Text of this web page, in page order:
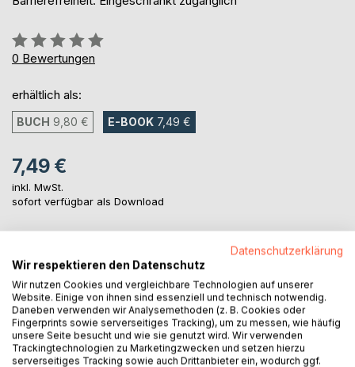
Bewertung::
0%
0 Bewertungen
erhältlich als:
BUCH 9,80 € E-BOOK 7,49 €
7,49 €
inkl. MwSt.
sofort verfügbar als Download
Auf die Merkliste
Titel bewerten
Datenschutzerklärung
Wir respektieren den Datenschutz
Wir nutzen Cookies und vergleichbare Technologien auf unserer
Website. Einige von ihnen sind essenziell und technisch notwendig.
Daneben verwenden wir Analysemethoden (z. B. Cookies oder
Fingerprints sowie serverseitiges Tracking), um zu messen, wie häufig
unsere Seite besucht und wie sie genutzt wird. Wir verwenden
Trackingtechnologien zu Marketingzwecken und setzen hierzu
serverseitiges Tracking sowie auch Drittanbieter ein, wodurch ggf.